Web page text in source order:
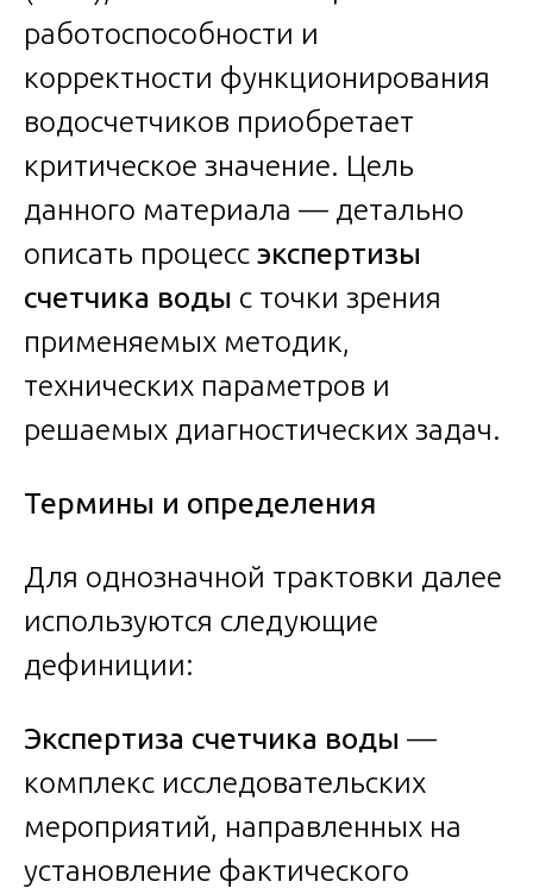
работоспособности и
корректности функционирования
водосчетчиков приобретает
критическое значение. Цель
данного материала — детально
описать процесс экспертизы
счетчика воды с точки зрения
применяемых методик,
технических параметров и
решаемых диагностических задач.
Термины и определения
Для однозначной трактовки далее
используются следующие
дефиниции:
Экспертиза счетчика воды —
комплекс исследовательских
мероприятий, направленных на
установление фактического